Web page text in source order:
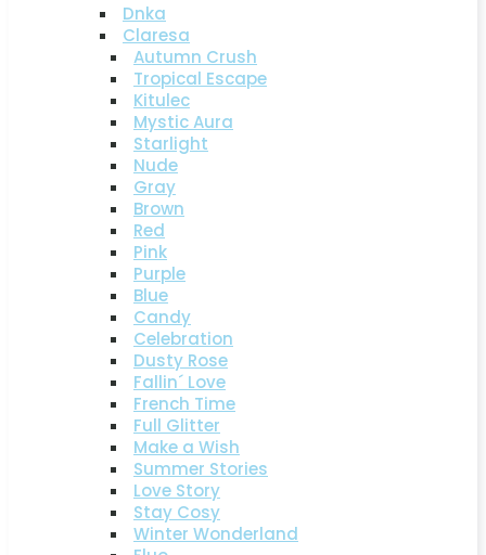
Dnka
Claresa
Autumn Crush
Tropical Escape
Kitulec
Mystic Aura
Starlight
Nude
Gray
Brown
Red
Pink
Purple
Blue
Candy
Celebration
Dusty Rose
Fallin´ Love
French Time
Full Glitter
Make a Wish
Summer Stories
Love Story
Stay Cosy
Winter Wonderland